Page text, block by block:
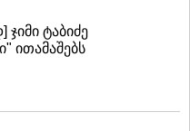
ტაბიძე
ითამაშებს